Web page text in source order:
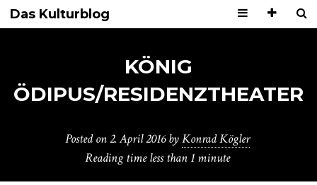
Das Kulturblog
KÖNIG
ÖDIPUS/RESIDENZTHEATER
Posted on2. April 2016 byKonrad Kögler
Reading timeless than 1 minute